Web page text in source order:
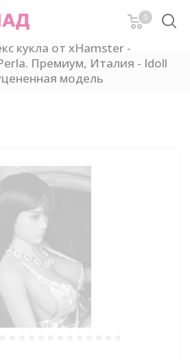
0
кукла от xHamster -
Премиум, Италия - Idoll
модель